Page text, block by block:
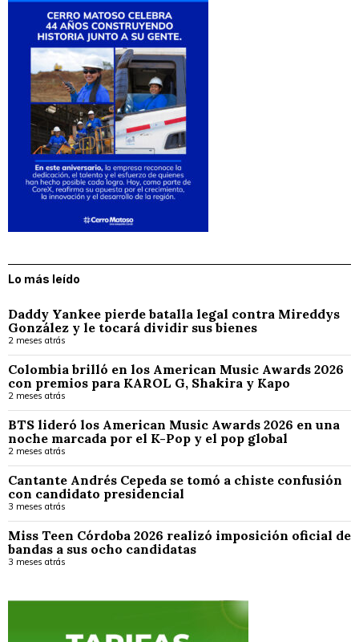
Lo más leído
Daddy Yankee pierde batalla legal contra Mireddys
González y le tocará dividir sus bienes
2 meses atrás
Colombia brilló en los American Music Awards 2026
con premios para KAROL G, Shakira y Kapo
2 meses atrás
BTS lideró los American Music Awards 2026 en una
noche marcada por el K-Pop y el pop global
2 meses atrás
Cantante Andrés Cepeda se tomó a chiste confusión
con candidato presidencial
3 meses atrás
Miss Teen Córdoba 2026 realizó imposición oficial de
bandas a sus ocho candidatas
3 meses atrás